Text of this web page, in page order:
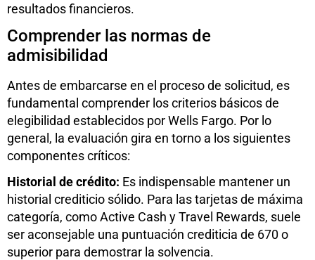
resultados financieros.
Comprender las normas de
admisibilidad
Antes de embarcarse en el proceso de solicitud, es
fundamental comprender los criterios básicos de
elegibilidad establecidos por Wells Fargo. Por lo
general, la evaluación gira en torno a los siguientes
componentes críticos:
Historial de crédito: Es indispensable mantener un
historial crediticio sólido. Para las tarjetas de máxima
categoría, como Active Cash y Travel Rewards, suele
ser aconsejable una puntuación crediticia de 670 o
superior para demostrar la solvencia.